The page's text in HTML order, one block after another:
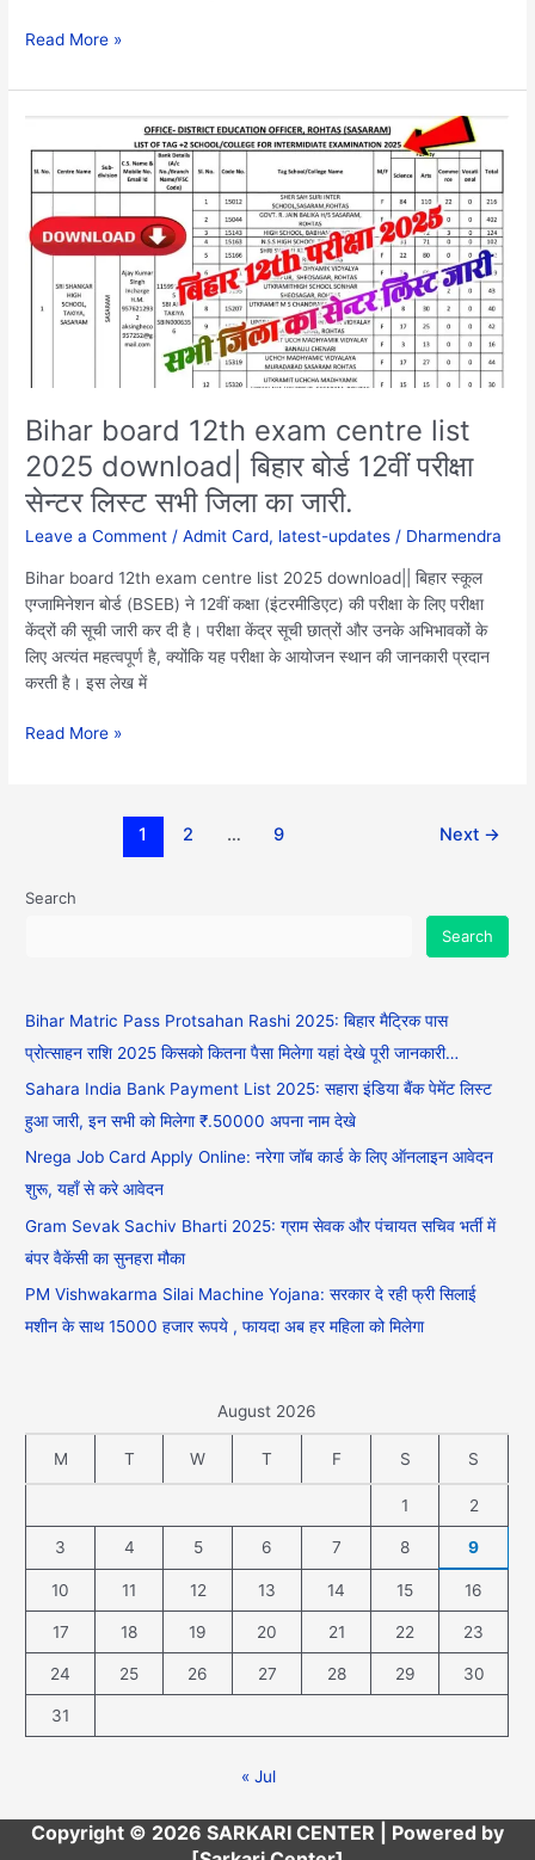
Read More »
Bihar board 12th exam centre list
2025 download| बिहार बोर्ड 12वीं परीक्षा
सेन्टर लिस्ट सभी जिला का जारी.
Leave a Comment /Admit Card, latest-updates / Dharmendra
Bihar board 12th exam centre list 2025 download|| बिहार स्कूल
एग्जामिनेशन बोर्ड (BSEB) ने 12वीं कक्षा (इंटरमीडिएट) की परीक्षा के लिए परीक्षा
केंद्रों की सूची जारी कर दी है। परीक्षा केंद्र सूची छात्रों और उनके अभिभावकों के
लिए अत्यंत महत्वपूर्ण है, क्योंकि यह परीक्षा के आयोजन स्थान की जानकारी प्रदान
करती है। इस लेख में
board
12th
centre
list
2025
download|
12वीं
परीक्षा
सेन्टर
लिस्ट
सभी
का
जारी.
Read More »
1 2 … 9 Next →
Search
Search
Bihar Matric Pass Protsahan Rashi 2025: बिहार मैट्रिक पास
प्रोत्साहन राशि 2025 किसको कितना पैसा मिलेगा यहां देखे पूरी जानकारी…
Sahara India Bank Payment List 2025: सहारा इंडिया बैंक पेमेंट लिस्ट
हुआ जारी, इन सभी को मिलेगा ₹.50000 अपना नाम देखे
Nrega Job Card Apply Online: नरेगा जॉब कार्ड के लिए ऑनलाइन आवेदन
शुरू, यहाँ से करे आवेदन
Gram Sevak Sachiv Bharti 2025: ग्राम सेवक और पंचायत सचिव भर्ती में
बंपर वैकेंसी का सुनहरा मौका
PM Vishwakarma Silai Machine Yojana: सरकार दे रही फ्री सिलाई
मशीन के साथ 15000 हजार रूपये , फायदा अब हर महिला को मिलेगा
August 2026
M T W T F S S
1 2
3 4 5 6 7 8 9
10 11 12 13 14 15 16
17 18 19 20 21 22 23
24 25 26 27 28 29 30
31
« Jul
Copyright © 2026 SARKARI CENTER | Powered by